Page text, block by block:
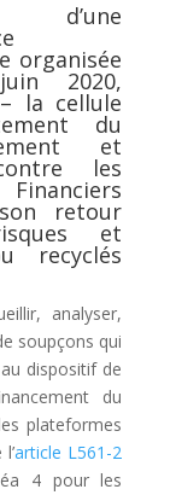
organisée
2020,
– la cellule
du
et
les
retour
et
recyclés
analyser,
soupçons qui
dispositif de
du
plateformes
article L561-2
4 pour les